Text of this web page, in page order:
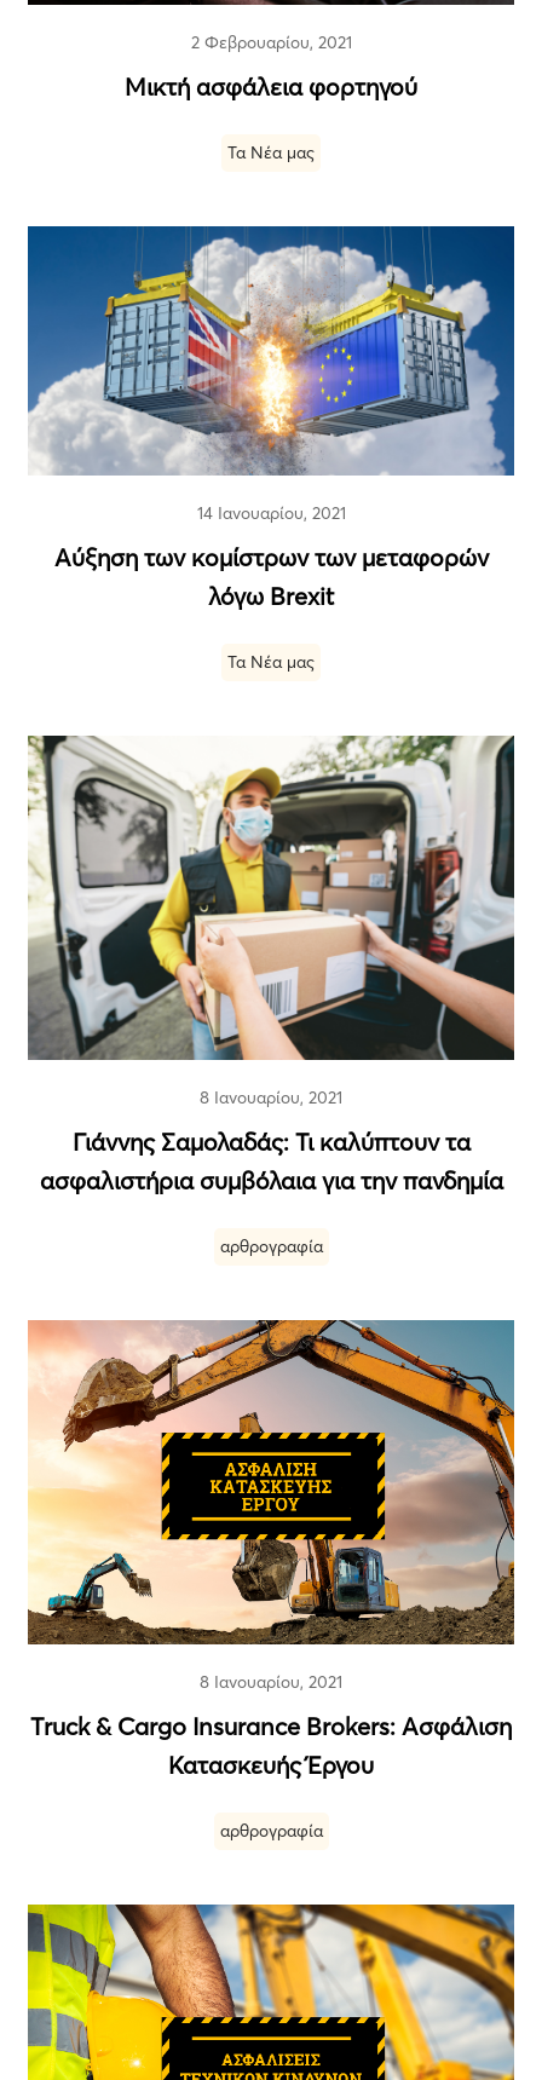
2 Φεβρουαρίου, 2021
Μικτή ασφάλεια φορτηγού
Τα Νέα μας
14 Ιανουαρίου, 2021
Αύξηση των κομίστρων των μεταφορών
λόγω Brexit
Τα Νέα μας
8 Ιανουαρίου, 2021
Γιάννης Σαμολαδάς: Τι καλύπτουν τα
ασφαλιστήρια συμβόλαια για την πανδημία
αρθρογραφία
8 Ιανουαρίου, 2021
Τruck & Cargo Insurance Brokers: Ασφάλιση
Κατασκευής Έργου
αρθρογραφία